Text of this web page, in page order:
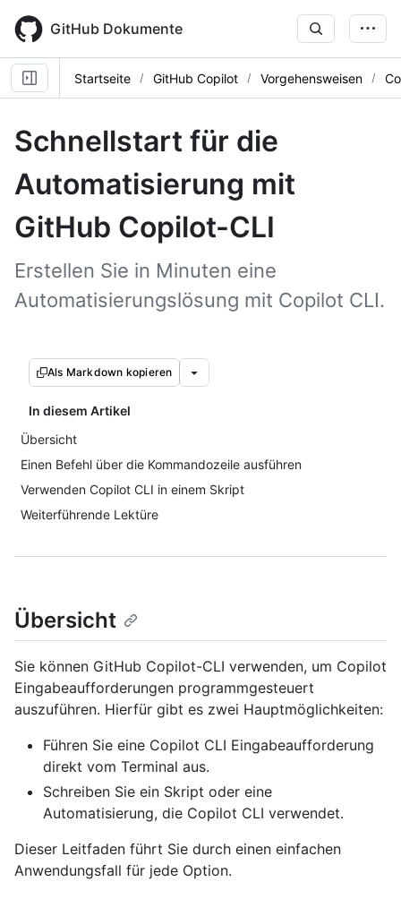
main
content
GitHub Dokumente
Startseite GitHub Copilot Vorgehensweisen
Schnellstart für die
Automatisierung mit
GitHub Copilot-CLI
Erstellen Sie in Minuten eine
Automatisierungslösung mit Copilot CLI.
Als Markdown kopieren
In diesem Artikel
Übersicht
Einen Befehl über die Kommandozeile ausführen
Verwenden Copilot CLI in einem Skript
Weiterführende Lektüre
Übersicht
Sie können GitHub Copilot-CLI verwenden, um Copilot
Eingabeaufforderungen programmgesteuert
auszuführen. Hierfür gibt es zwei Hauptmöglichkeiten:
Führen Sie eine Copilot CLI Eingabeaufforderung
direkt vom Terminal aus.
Schreiben Sie ein Skript oder eine
Automatisierung, die Copilot CLI verwendet.
Dieser Leitfaden führt Sie durch einen einfachen
Anwendungsfall für jede Option.